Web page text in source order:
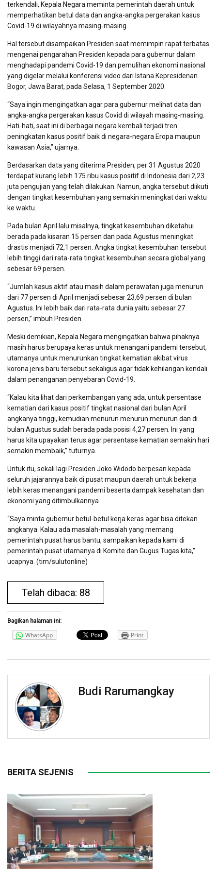
terkendali, Kepala Negara meminta pemerintah daerah untuk
memperhatikan betul data dan angka-angka pergerakan kasus
Covid-19 di wilayahnya masing-masing.
Hal tersebut disampaikan Presiden saat memimpin rapat terbatas
mengenai pengarahan Presiden kepada para gubernur dalam
menghadapi pandemi Covid-19 dan pemulihan ekonomi nasional
yang digelar melalui konferensi video dari Istana Kepresidenan
Bogor, Jawa Barat, pada Selasa, 1 September 2020.
“Saya ingin mengingatkan agar para gubernur melihat data dan
angka-angka pergerakan kasus Covid di wilayah masing-masing.
Hati-hati, saat ini di berbagai negara kembali terjadi tren
peningkatan kasus positif baik di negara-negara Eropa maupun
kawasan Asia,” ujarnya.
Berdasarkan data yang diterima Presiden, per 31 Agustus 2020
terdapat kurang lebih 175 ribu kasus positif di Indonesia dari 2,23
juta pengujian yang telah dilakukan. Namun, angka tersebut diikuti
dengan tingkat kesembuhan yang semakin meningkat dari waktu
ke waktu.
Pada bulan April lalu misalnya, tingkat kesembuhan diketahui
berada pada kisaran 15 persen dan pada Agustus meningkat
drastis menjadi 72,1 persen. Angka tingkat kesembuhan tersebut
lebih tinggi dari rata-rata tingkat kesembuhan secara global yang
sebesar 69 persen.
“Jumlah kasus aktif atau masih dalam perawatan juga menurun
dari 77 persen di April menjadi sebesar 23,69 persen di bulan
Agustus. Ini lebih baik dari rata-rata dunia yaitu sebesar 27
persen,” imbuh Presiden.
Meski demikian, Kepala Negara mengingatkan bahwa pihaknya
masih harus berupaya keras untuk menangani pandemi tersebut,
utamanya untuk menurunkan tingkat kematian akibat virus
korona jenis baru tersebut sekaligus agar tidak kehilangan kendali
dalam penanganan penyebaran Covid-19.
“Kalau kita lihat dari perkembangan yang ada, untuk persentase
kematian dari kasus positif tingkat nasional dari bulan April
angkanya tinggi, kemudian menurun menurun menurun dan di
bulan Agustus sudah berada pada posisi 4,27 persen. Ini yang
harus kita upayakan terus agar persentase kematian semakin hari
semakin membaik,” tuturnya.
Untuk itu, sekali lagi Presiden Joko Widodo berpesan kepada
seluruh jajarannya baik di pusat maupun daerah untuk bekerja
lebih keras menangani pandemi beserta dampak kesehatan dan
ekonomi yang ditimbulkannya.
“Saya minta gubernur betul-betul kerja keras agar bisa ditekan
angkanya. Kalau ada masalah-masalah yang memang
pemerintah pusat harus bantu, sampaikan kepada kami di
pemerintah pusat utamanya di Komite dan Gugus Tugas kita,”
ucapnya. (tim/sulutonline)
Telah dibaca: 88
Bagikan halaman ini:
WhatsApp Print
Budi Rarumangkay
BERITA SEJENIS